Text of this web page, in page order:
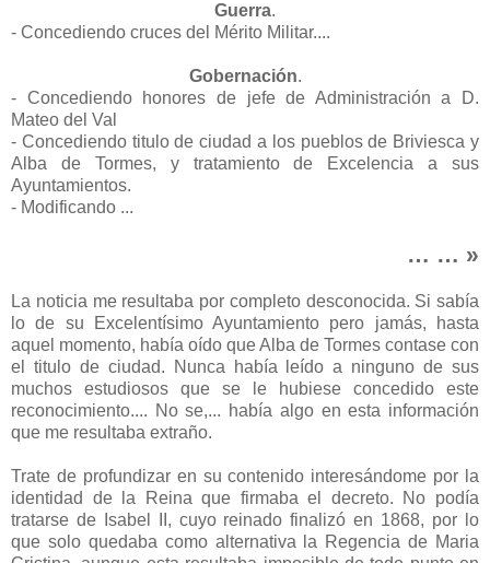
Guerra.
- Concediendo cruces del Mérito Militar....
Gobernación.
- Concediendo honores de jefe de Administración a D.
Mateo del Val
- Concediendo titulo de ciudad a los pueblos de Briviesca y
Alba de Tormes, y tratamiento de Excelencia a sus
Ayuntamientos.
- Modificando ...
… … »
La noticia me resultaba por completo desconocida. Si sabía
lo de su Excelentísimo Ayuntamiento pero jamás, hasta
aquel momento, había oído que Alba de Tormes contase con
el titulo de ciudad. Nunca había leído a ninguno de sus
muchos estudiosos que se le hubiese concedido este
reconocimiento.... No se,... había algo en esta información
que me resultaba extraño.
Trate de profundizar en su contenido interesándome por la
identidad de la Reina que firmaba el decreto. No podía
tratarse de Isabel II, cuyo reinado finalizó en 1868, por lo
que solo quedaba como alternativa la Regencia de Maria